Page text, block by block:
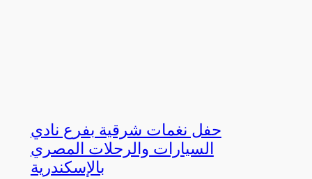
حفل نغمات شرقية بفرع نادي
السيارات والرحلات المصري
بالإسكندرية